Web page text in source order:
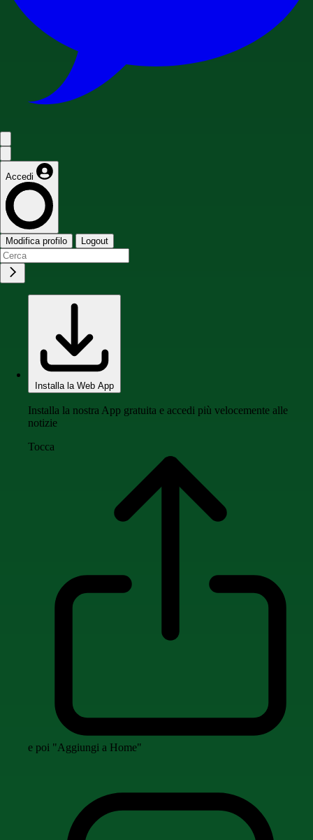
Accedi
Modifica profilo Logout
Installa la Web App
Installa la nostra App gratuita e accedi più velocemente alle
notizie
Tocca
e poi "Aggiungi a Home"